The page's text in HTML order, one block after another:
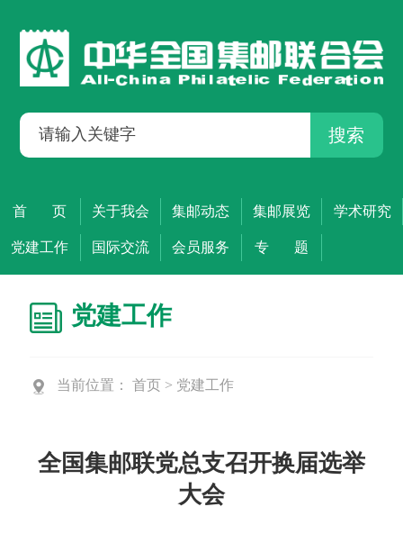
搜索
首 页 关于我会 集邮动态 集邮展览 学术研究
党建工作 国际交流 会员服务 专 题
党建工作
当前位置： 首页 > 党建工作
全国集邮联党总支召开换届选举
大会